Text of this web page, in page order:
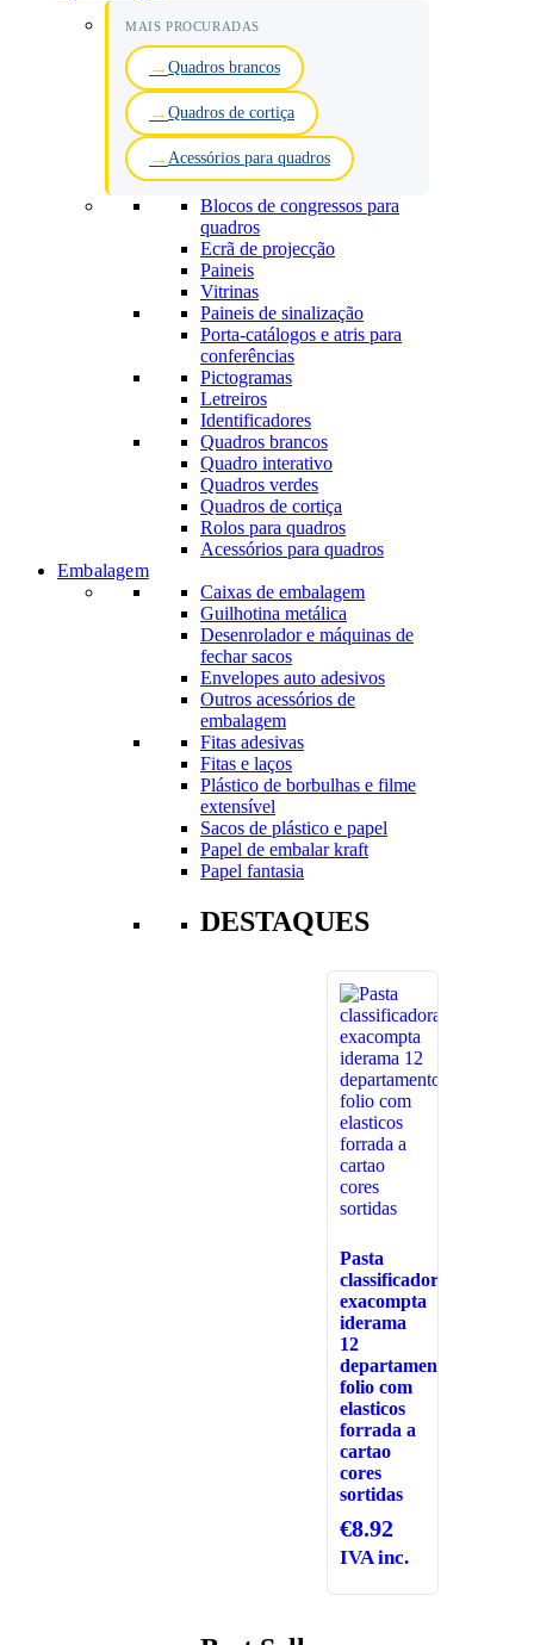
MAIS PROCURADAS
Quadros brancos
Quadros de cortiça
Acessórios para quadros
Blocos de congressos para
quadros
Ecrã de projecção
Paineis
Vitrinas
Paineis de sinalização
Porta-catálogos e atris para
conferências
Pictogramas
Letreiros
Identificadores
Quadros brancos
Quadro interativo
Quadros verdes
Quadros de cortiça
Rolos para quadros
Acessórios para quadros
Embalagem
Caixas de embalagem
Guilhotina metálica
Desenrolador e máquinas de
fechar sacos
Envelopes auto adesivos
Outros acessórios de
embalagem
Fitas adesivas
Fitas e laços
Plástico de borbulhas e filme
extensível
Sacos de plástico e papel
Papel de embalar kraft
Papel fantasia
DESTAQUES
Pasta
classificadora
exacompta
iderama
12
departamentos
folio com
elasticos
forrada a
cartao
cores
sortidas
€8.92
IVA inc.